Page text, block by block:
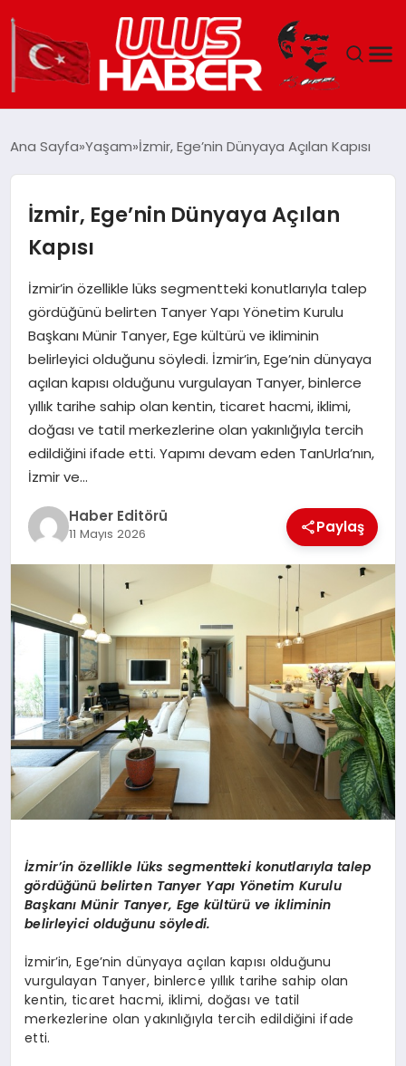
DÜNYA
EKONOMI
TEKNOLOJI
EĞITIM
MAGAZIN
SPOR
YAŞAM
Ana Sayfa Yaşam İzmir, Ege’nin Dünyaya Açılan Kapısı
İzmir, Ege’nin Dünyaya Açılan
Kapısı
İzmir’in özellikle lüks segmentteki konutlarıyla talep
gördüğünü belirten Tanyer Yapı Yönetim Kurulu
Başkanı Münir Tanyer, Ege kültürü ve ikliminin
belirleyici olduğunu söyledi. İzmir’in, Ege’nin dünyaya
açılan kapısı olduğunu vurgulayan Tanyer, binlerce
yıllık tarihe sahip olan kentin, ticaret hacmi, iklimi,
doğası ve tatil merkezlerine olan yakınlığıyla tercih
edildiğini ifade etti. Yapımı devam eden TanUrla’nın,
İzmir ve…
Haber Editörü
11 Mayıs 2026 Paylaş
İzmir’in özellikle lüks segmentteki konutlarıyla talep
gördüğünü belirten Tanyer Yapı Yönetim Kurulu
Başkanı Münir Tanyer, Ege kültürü ve ikliminin
belirleyici olduğunu söyledi.
İzmir’in, Ege’nin dünyaya açılan kapısı olduğunu
vurgulayan Tanyer, binlerce yıllık tarihe sahip olan
kentin, ticaret hacmi, iklimi, doğası ve tatil
merkezlerine olan yakınlığıyla tercih edildiğini ifade
etti.